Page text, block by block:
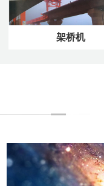
架桥机